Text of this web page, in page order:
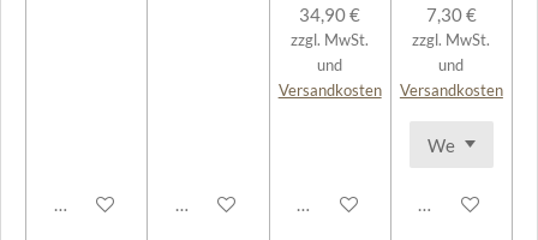
In den WarenkorbIn den Warenkorb
34,90 €
zzgl. MwSt.
und
Versandkosten
In den Warenkorb
7,30 €
zzgl. MwSt.
und
Versandkosten
In den